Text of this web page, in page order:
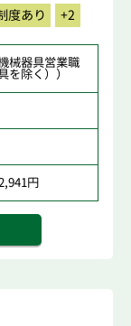
度あり +2
械器具営業職
除く））
円